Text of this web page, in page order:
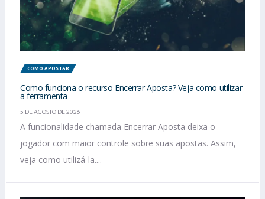
COMO APOSTAR
Como funciona o recurso Encerrar Aposta? Veja como utilizar
a ferramenta
5 DE AGOSTO DE 2026
A funcionalidade chamada Encerrar Aposta deixa o
jogador com maior controle sobre suas apostas. Assim,
veja como utilizá-la....